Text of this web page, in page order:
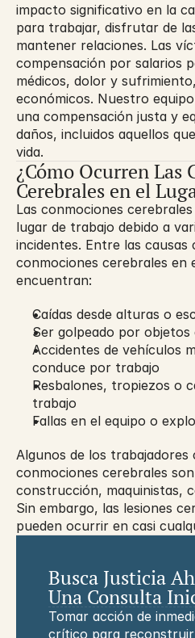
impacto significativo en la
para trabajar, disfrutar de
mantener relaciones. Las
compensación por salarios
médicos, dolor y
económicos. Nuestro
una compensación justa y
daños, incluidos aquellos
vida.
¿Cómo Ocurren Las
Cerebrales en el
Las conmociones
lugar de trabajo debido a
incidentes. Entre las causas
conmociones cerebrales en
encuentran:
Caídas desde alturas o
Ser golpeado por objetos
Accidentes de vehículos
conduce por trabajo
Resbalones, tropiezos o
trabajo
Fallas en el equipo o
Algunos de los trabajadores
conmociones cerebrales
construcción, maquinistas,
Sin embargo, las lesiones
pueden ocurrir en casi
Busca Justicia
Una Consulta
Tomar acción de
crítico para reconstruir